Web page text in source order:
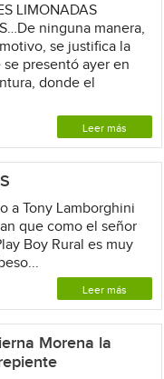
LIMONADAS
ninguna manera,
se justifica la
presentó ayer en
donde el
Leer más
a Tony Lamborghini
que como el señor
Boy Rural es muy
Leer más
Morena la